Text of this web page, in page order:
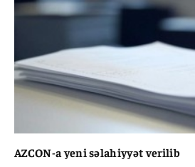
AZCON-a yeni səlahiyyət verilib